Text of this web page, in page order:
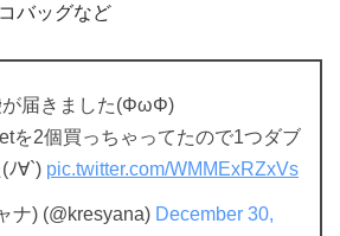
バッグなど
が届きました(ΦωΦ)
を2個買っちゃってたので1つダブ
ﾉ∀`) pic.twitter.com/WMMExRZxVs
ナ) (@kresyana) December 30,